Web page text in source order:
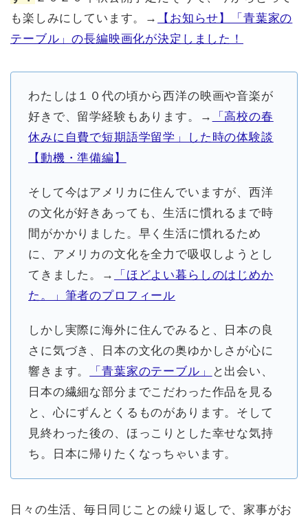
も楽しみにしています。→
【お知らせ】「青葉家の
テーブル」の長編映画化が決定しました！
わたしは１０代の頃から西洋の映画や音楽が
好きで、留学経験もあります。→
「高校の春
休みに自費で短期語学留学」した時の体験談
【動機・準備編】
そして今はアメリカに住んでいますが、西洋
の文化が好きあっても、生活に慣れるまで時
間がかかりました。早く生活に慣れるため
に、アメリカの文化を全力で吸収しようとし
てきました。→
「ほどよい暮らしのはじめか
た。」筆者のプロフィール
しかし実際に海外に住んでみると、日本の良
さに気づき、日本の文化の奥ゆかしさが心に
響きます。
「青葉家のテーブル」
と出会い、
日本の繊細な部分までこだわった作品を見る
と、心にずんとくるものがあります。そして
見終わった後の、ほっこりとした幸せな気持
ち。日本に帰りたくなっちゃいます。
日々の生活、毎日同じことの繰り返しで、家事がお